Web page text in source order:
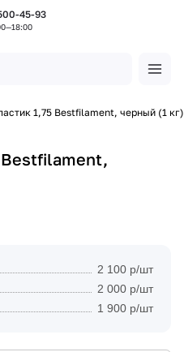
45-93
1,75 Bestfilament, черный (1 кг)
Bestfilament,
2 100 р/шт
2 000 р/шт
1 900 р/шт